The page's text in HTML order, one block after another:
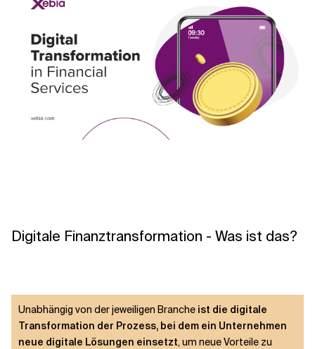
Digitale Finanztransformation - Was ist das?
Unabhängig von der jeweiligen Branche ist die digitale
Transformation der Prozess, bei dem ein Unternehmen
neue digitale Lösungen einsetzt, um neue Vorteile zu